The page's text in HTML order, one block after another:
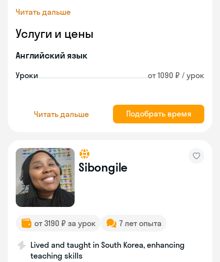
Читать дальше
Услуги и цены
Английский язык
Уроки от 1090 ₽ / урок
Читать дальше Подобрать время
Sibongile
от 3190 ₽ за урок 7 лет опыта
Lived and taught in South Korea, enhancing
teaching skills